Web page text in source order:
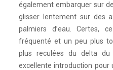
également embarquer sur
glisser lentement sur des
palmiers d’eau. Certes,
fréquenté et un peu plus
plus reculées du delta
excellente introduction pour